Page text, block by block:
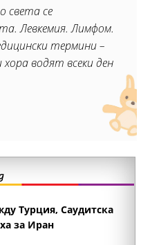
света се
Левкемия. Лимфом.
термини –
водят всеки ден
Турция, Саудитска
за Иран